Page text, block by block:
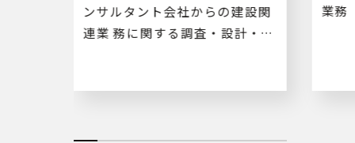
ンサルタント会社からの建設関
連業 務に関する調査・設計・積
業務